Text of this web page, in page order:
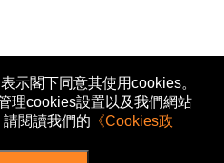
示閣下同意其使用cookies。
理cookies設置以及我們網站
閱讀我們的 《Cookies政